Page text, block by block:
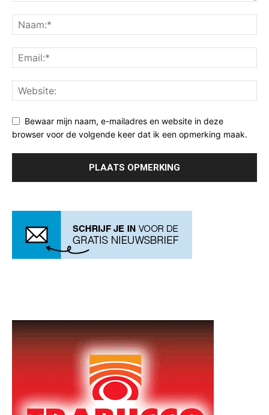
Bewaar mijn naam, e-mailadres en website in deze
browser voor de volgende keer dat ik een opmerking maak.